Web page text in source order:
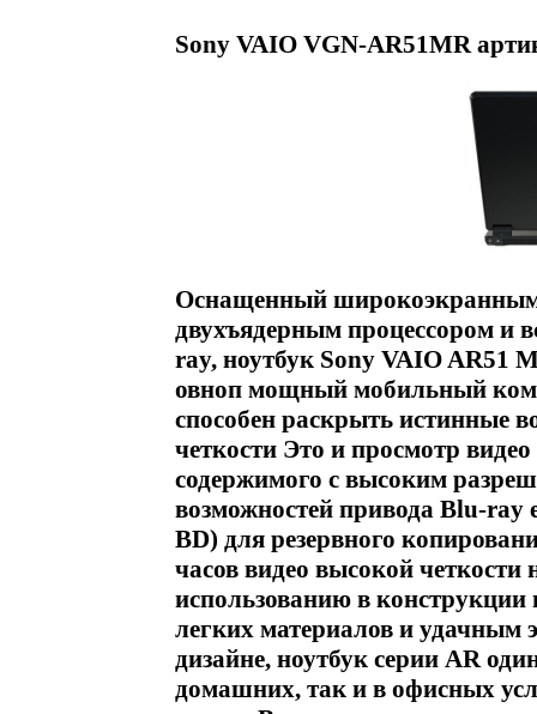
Sony VAIO VGN-AR51MR
Оснащенный широкоэкранным
двухъядерным процессором и
ray, ноутбук Sony VAIO AR51
овноп мощный мобильный
способен раскрыть истинные
четкости Это и просмотр
содержимого с высоким
возможностей привода Blu-ray
BD) для резервного
часов видео высокой
использованию в
легких материалов и удачным
дизайне, ноутбук серии AR
домашних, так и в офисных